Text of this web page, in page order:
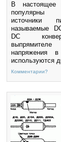
В настоящее
популярны
источники
называемые
DC
напряжения
используются
Диод Шотки
что в нем
металла.
Комментарии?